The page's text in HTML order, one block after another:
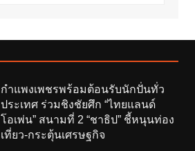
กำแพงเพชรพร้อมต้อนรับนักปั่นทั่ว
ประเทศ ร่วมชิงชัยศึก “ไทยแลนด์
โอเพ่น” สนามที่ 2 “ชาธิป” ชี้หนุนท่อง
เที่ยว-กระตุ้นเศรษฐกิจ